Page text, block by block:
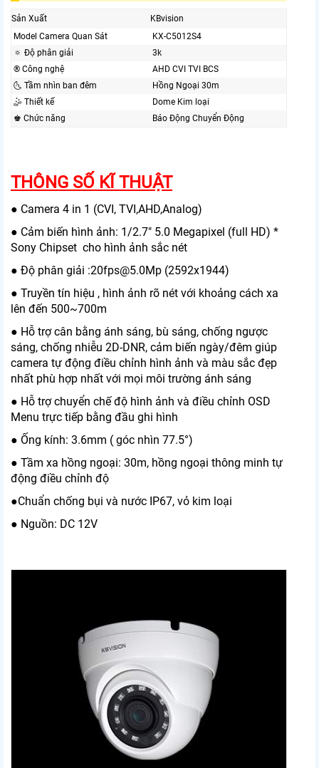
Sản Xuất
KBvision
Model Camera Quan Sát
KX-C5012S4
🔅 Độ phân giải
3k
®️ Công nghệ
AHD CVI TVI BCS
🌜 Tầm nhìn ban đêm
Hồng Ngoại 30m
🤹 Thiết kế
Dome Kim loại
♚ Chức năng
Báo Động Chuyển Động
THÔNG SỐ KĨ THUẬT
● Camera 4 in 1 (CVI, TVI,AHD,Analog)
● Cảm biến hình ảnh: 1/2.7" 5.0 Megapixel (full HD) *
Sony Chipset cho hình ảnh sắc nét
● Độ phân giải :20fps@5.0Mp (2592x1944)
● Truyền tín hiệu , hình ảnh rõ nét với khoảng cách xa
lên đến 500~700m
● Hỗ trợ cân bằng ánh sáng, bù sáng, chống ngược
sáng, chống nhiễu 2D-DNR, cảm biến ngày/đêm giúp
camera tự động điều chỉnh hình ảnh và màu sắc đẹp
nhất phù hợp nhất với mọi môi trường ánh sáng
● Hỗ trợ chuyển chế độ hình ảnh và điều chỉnh OSD
Menu trực tiếp bằng đầu ghi hình
● Ống kính: 3.6mm ( góc nhìn 77.5°)
● Tầm xa hồng ngoại: 30m, hồng ngoại thông minh tự
động điều chỉnh độ
●Chuẩn chống bụi và nước IP67, vỏ kim loại
● Nguồn: DC 12V